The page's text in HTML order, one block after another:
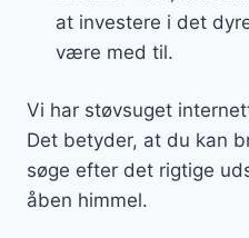
at investere i det
være med til.
Vi har støvsuget
Det betyder, at du kan
søge efter det rigtige
åben himmel.